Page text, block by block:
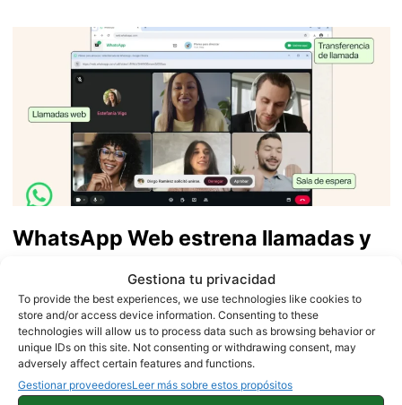
Gestiona tu privacidad
To provide the best experiences, we use technologies like cookies to
store and/or access device information. Consenting to these
technologies will allow us to process data such as browsing behavior or
unique IDs on this site. Not consenting or withdrawing consent, may
adversely affect certain features and functions.
Gestionar proveedoresLeer más sobre estos propósitos
WhatsApp Web estrena llamadas y
videollamadas: descubre todas las
mejoras